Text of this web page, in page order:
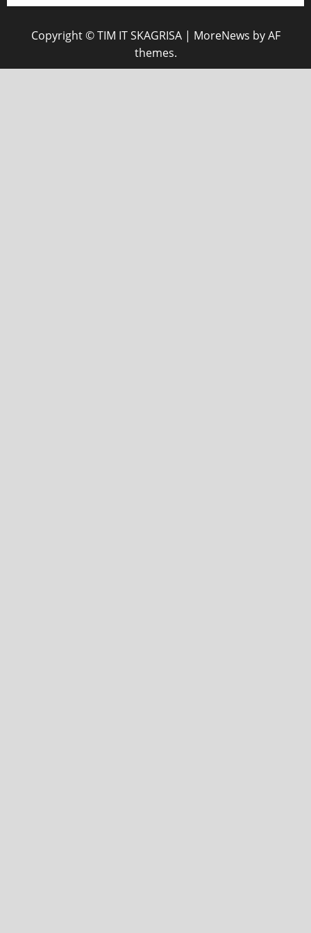
Copyright © TIM IT SKAGRISA | MoreNews by AF
themes.